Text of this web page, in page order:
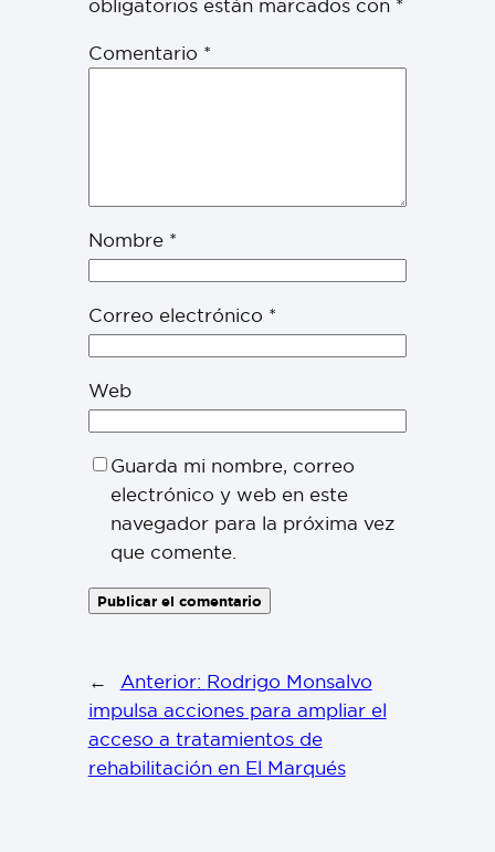
obligatorios están marcados con *
Comentario *
Nombre *
Correo electrónico *
Web
Guarda mi nombre, correo
electrónico y web en este
navegador para la próxima vez
que comente.
← Anterior: Rodrigo Monsalvo
impulsa acciones para ampliar el
acceso a tratamientos de
rehabilitación en El Marqués